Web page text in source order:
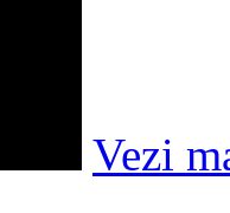
Vezi